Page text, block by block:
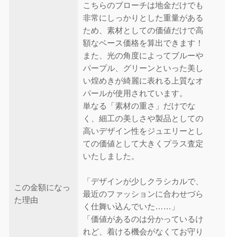
この金額になっ
た理由
こちらのブローチは地金だけでも
非常にしっかりとした重量がある
ため、素材としての価値だけで高
額なベース価格を算出できます！
また、光の角度によってブルーや
パープル、グリーンといった美し
い煌めきが綺麗に表れる上質なオ
パールが使用されています。
単なる「素材の重さ」だけでな
く、細工の美しさや製品としての
高いデザイン性をジュエリーとし
ての価値として大きくプラス査定
いたしました。
「デザインが少しクラシカルで、
最近のファッションに合わせづら
く仕舞い込んでいた……」
「価値があるのは分かっているけ
れど、着ける機会がなくてお守り